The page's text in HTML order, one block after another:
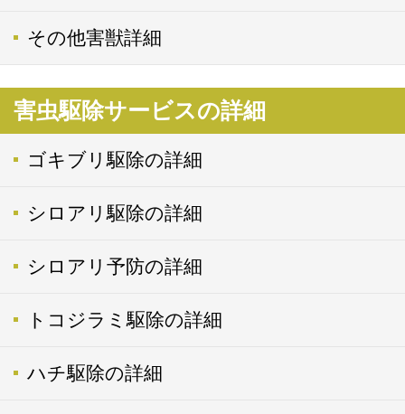
その他害獣詳細
害虫駆除サービスの詳細
ゴキブリ駆除の詳細
シロアリ駆除の詳細
シロアリ予防の詳細
トコジラミ駆除の詳細
ハチ駆除の詳細